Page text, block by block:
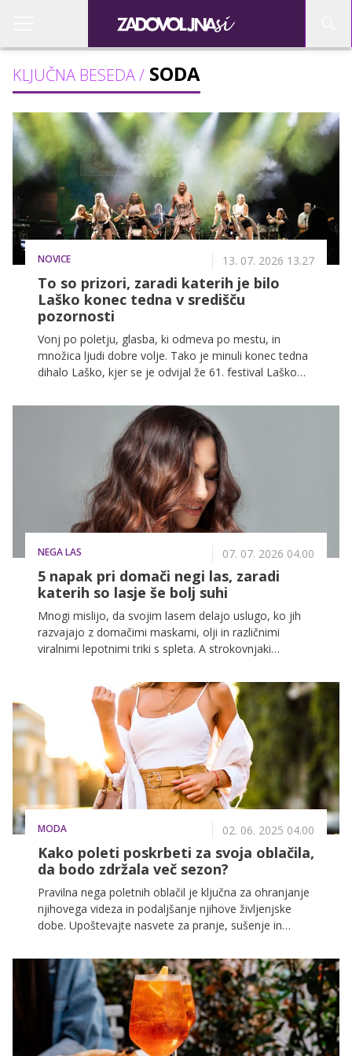
KLJUČNA BESEDA / SODA
NOVICE 13. 07. 2026 13.27
To so prizori, zaradi katerih je bilo
Laško konec tedna v središču
pozornosti
Vonj po poletju, glasba, ki odmeva po mestu, in
množica ljudi dobre volje. Tako je minuli konec tedna
dihalo Laško, kjer se je odvijal že 61. festival Laško
tudi letos dokazal, da ni zgolj niz koncertov, temveč
dogodek, ki povezuje generacije in ustvarja spomine.
NEGA LAS 07. 07. 2026 04.00
5 napak pri domači negi las, zaradi
katerih so lasje še bolj suhi
Mnogi mislijo, da svojim lasem delajo uslugo, ko jih
razvajajo z domačimi maskami, olji in različnimi
viralnimi lepotnimi triki s spleta. A strokovnjaki
ravno nasprotni učinek – lasje postanejo še bolj suhi,
krhki in brez leska.
MODA 02. 06. 2025 04.00
Kako poleti poskrbeti za svoja oblačila,
da bodo zdržala več sezon?
Pravilna nega poletnih oblačil je ključna za ohranjanje
njihovega videza in podaljšanje njihove življenjske
dobe. Upoštevajte nasvete za pranje, sušenje in
vsakega kosa oblačila.